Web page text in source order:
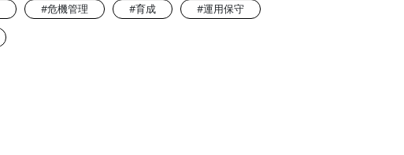
#危機管理 #育成
#運用保守